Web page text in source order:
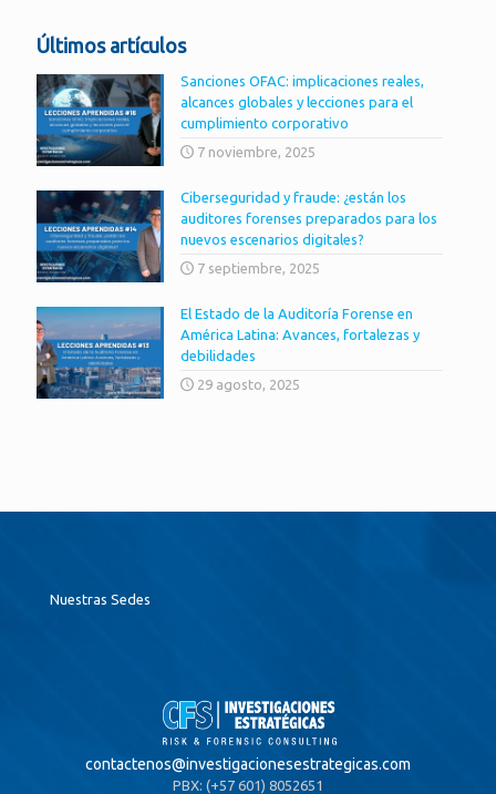
Últimos artículos
Sanciones OFAC: implicaciones reales,
alcances globales y lecciones para el
cumplimiento corporativo
7 noviembre, 2025
Ciberseguridad y fraude: ¿están los
auditores forenses preparados para los
nuevos escenarios digitales?
7 septiembre, 2025
El Estado de la Auditoría Forense en
América Latina: Avances, fortalezas y
debilidades
29 agosto, 2025
Nuestras Sedes
contactenos@investigacionesestrategicas.com
PBX: (+57 601) 8052651